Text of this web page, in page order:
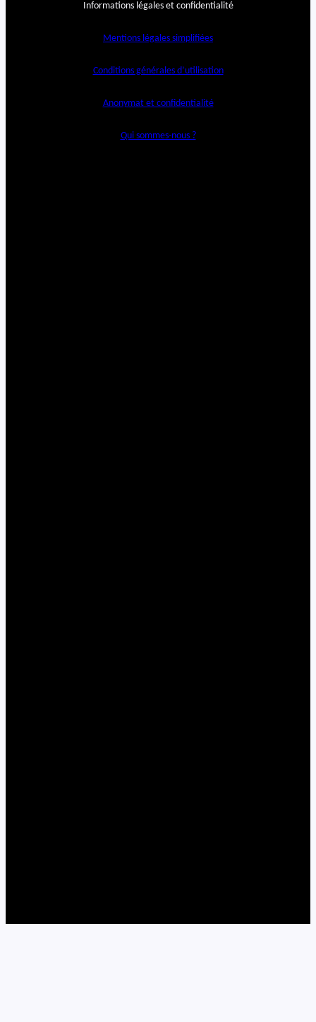
Informations légales et confidentialité
Mentions légales simplifiées
Conditions générales d’utilisation
Anonymat et confidentialité
Qui sommes-nous ?